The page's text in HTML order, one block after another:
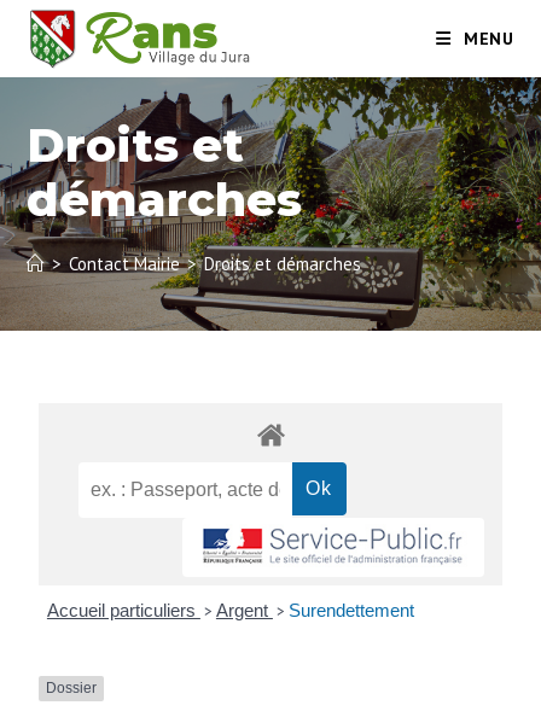
MENU
Droits et
démarches
> Contact Mairie > Droits et démarches
Accueil particuliers > Argent > Surendettement
Dossier